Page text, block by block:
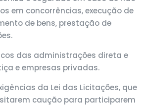
em concorrências, execução de
de bens, prestação de
das administrações direta e
e empresas privadas.
da Lei das Licitações, que
caução para participarem